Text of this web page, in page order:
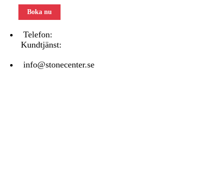
Boka nu
Telefon:
Kundtjänst:
info@stonecenter.se